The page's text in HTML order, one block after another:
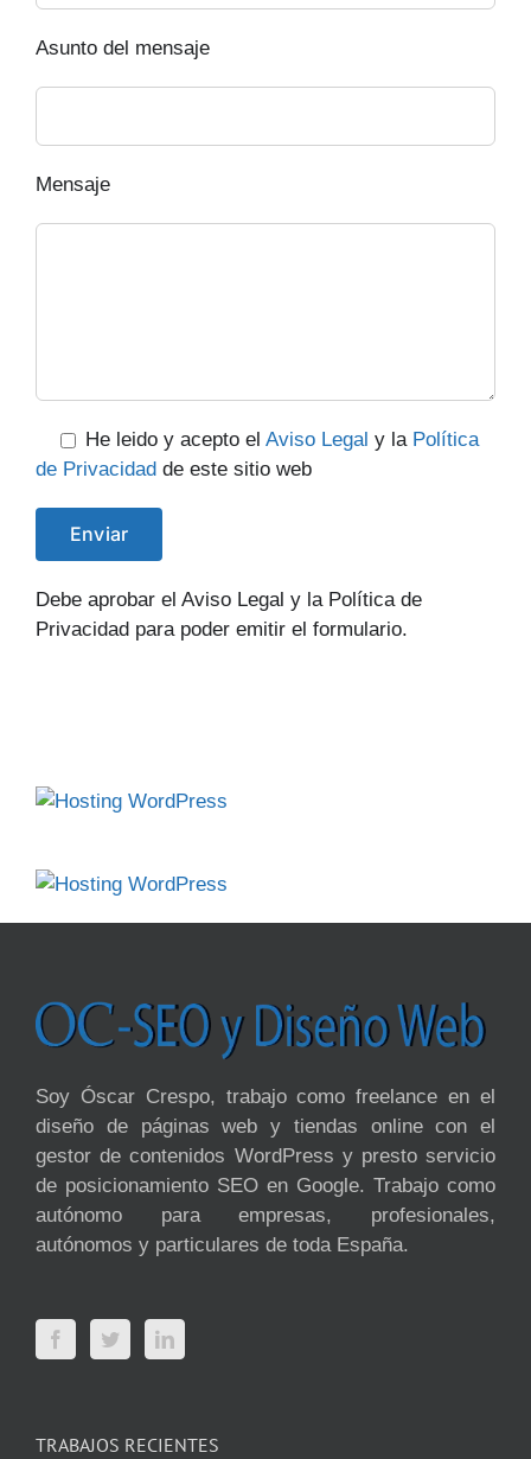
Asunto del mensaje
Mensaje
He leido y acepto el Aviso Legal y la Política
de Privacidad de este sitio web
Debe aprobar el Aviso Legal y la Política de
Privacidad para poder emitir el formulario.
Soy Óscar Crespo, trabajo como freelance en el
diseño de páginas web y tiendas online con el
gestor de contenidos WordPress y presto servicio
de posicionamiento SEO en Google. Trabajo como
autónomo para empresas, profesionales,
autónomos y particulares de toda España.
TRABAJOS RECIENTES